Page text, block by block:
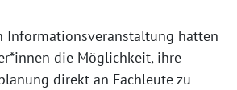
Informationsveranstaltung hatten
die Möglichkeit, ihre
direkt an Fachleute zu